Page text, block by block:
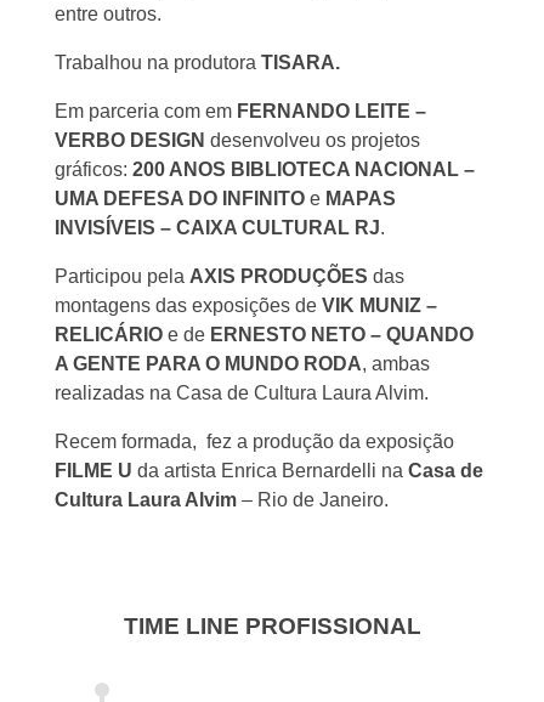
entre outros.
Trabalhou na produtora TISARA.
Em parceria com em FERNANDO LEITE –
VERBO DESIGN desenvolveu os projetos
gráficos: 200 ANOS BIBLIOTECA NACIONAL –
UMA DEFESA DO INFINITO e MAPAS
INVISÍVEIS – CAIXA CULTURAL RJ.
Participou pela AXIS PRODUÇÕES das
montagens das exposições de VIK MUNIZ –
RELICÁRIO e de ERNESTO NETO – QUANDO
A GENTE PARA O MUNDO RODA, ambas
realizadas na Casa de Cultura Laura Alvim.
Recem formada, fez a produção da exposição
FILME U da artista Enrica Bernardelli na Casa de
Cultura Laura Alvim – Rio de Janeiro.
TIME LINE PROFISSIONAL